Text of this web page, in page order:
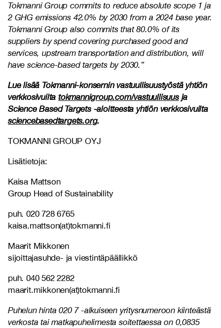
Tokmanni Group commits to reduce absolute scope 1 ja
2 GHG emissions 42.0% by 2030 from a 2024 base year.
Tokmanni Group also commits that 80.0% of its
suppliers by spend covering purchased good and
services, upstream transportation and distribution, will
have science-based targets by 2030.”
Lue lisää Tokmanni-konsernin vastuullisuustyöstä yhtiön
verkkosivuiltatokmannigroup.com/vastuullisuusja
Science Based Targets -aloitteesta yhtiön verkkosivuilta
sciencebasedtargets.org.
TOKMANNI GROUP OYJ
Lisätietoja:
Kaisa Mattson
Group Head of Sustainability
puh. 020 728 6765
kaisa.mattson(at)tokmanni.fi
Maarit Mikkonen
sijoittajasuhde- ja viestintäpäällikkö
puh. 040 562 2282
maarit.mikkonen(at)tokmanni.fi
Puhelun hinta 020 7 -alkuiseen yritysnumeroon kiinteästä
verkosta tai matkapuhelimesta soitettaessa on 0,0835